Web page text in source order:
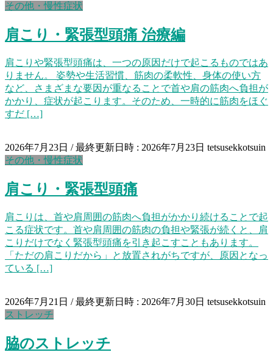
その他・慢性症状
肩こり・緊張型頭痛 治療編
肩こりや緊張型頭痛は、一つの原因だけで起こるものではあ
りません。 姿勢や生活習慣、筋肉の柔軟性、身体の使い方
など、さまざまな要因が重なることで首や肩の筋肉へ負担が
かかり、症状が起こります。そのため、一時的に筋肉をほぐ
すだ […]
2026年7月23日 / 最終更新日時 : 2026年7月23日 tetsusekkotsuin
その他・慢性症状
肩こり・緊張型頭痛
肩こりは、首や肩周囲の筋肉へ負担がかかり続けることで起
こる症状です。首や肩周囲の筋肉の負担や緊張が続くと、肩
こりだけでなく緊張型頭痛を引き起こすこともあります。
「ただの肩こりだから」と放置されがちですが、原因となっ
ている […]
2026年7月21日 / 最終更新日時 : 2026年7月30日 tetsusekkotsuin
ストレッチ
脇のストレッチ